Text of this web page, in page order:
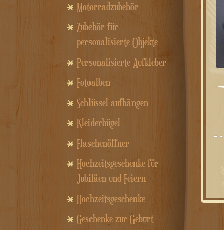
Motorradzubehör
Zubehör für
personalisierte Objekte
Personalisierte Aufkleber
Fotoalben
Schlüssel aufhängen
Kleiderbügel
Flaschenöffner
Hochzeitsgeschenke für
Jubiläen und Feiern
Hochzeitsgeschenke
Geschenke zur Geburt